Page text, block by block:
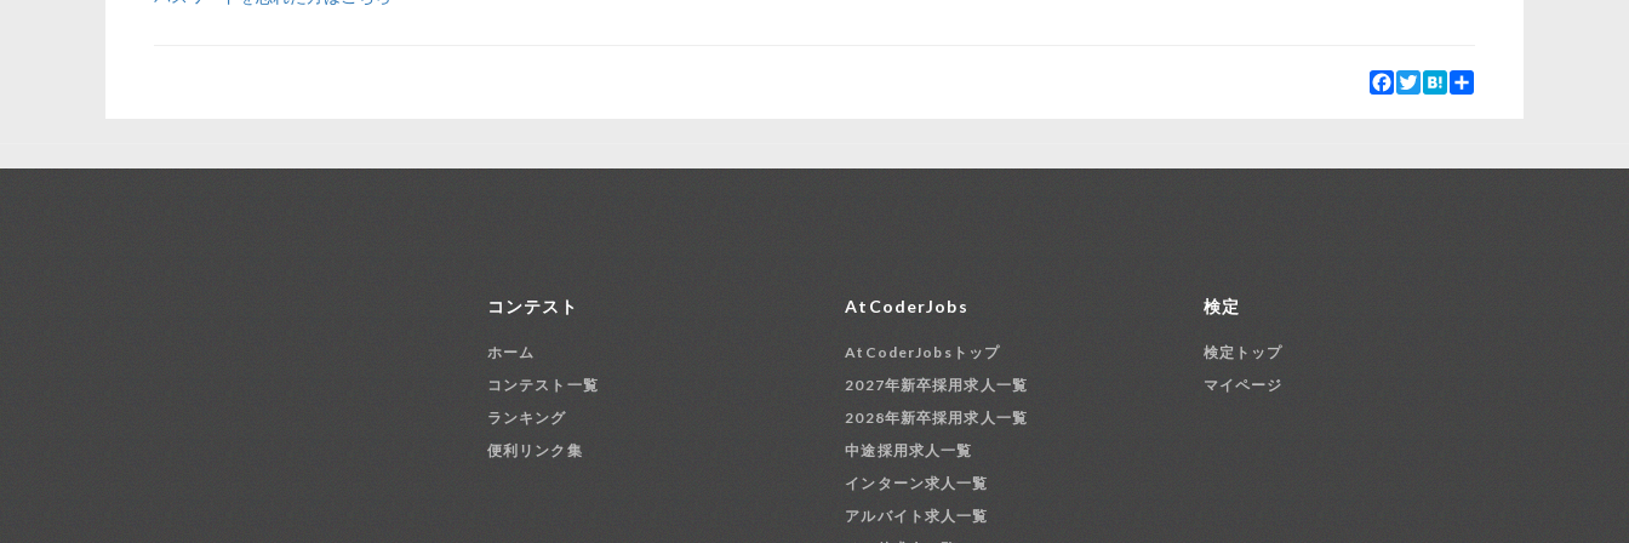
Facebook
Twitter
Hatena
コンテスト
ホーム
コンテスト一覧
ランキング
便利リンク集
AtCoderJobs
AtCoderJobsトップ
2027年新卒採用求人一覧
2028年新卒採用求人一覧
中途採用求人一覧
インターン求人一覧
アルバイト求人一覧
検定
検定トップ
マイページ